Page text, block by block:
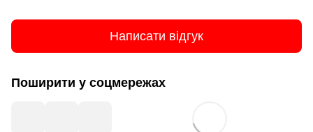
Написати відгук
Поширити у соцмережах